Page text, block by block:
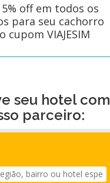
5% off em todos os
para seu cachorro
cupom VIAJESIM
seu hotel com
parceiro: